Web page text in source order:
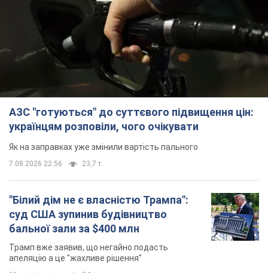
АЗС "готуються" до суттєвого підвищення цін:
українцям розповіли, чого очікувати
Як на заправках уже змінили вартість пального
7.08.2026 22:56 23,7 т.
"Білий дім не є власністю Трампа":
суд США зупинив будівництво
бальної зали за $400 млн
Трамп вже заявив, що негайно подасть
апеляцію а це "жахливе рішення"